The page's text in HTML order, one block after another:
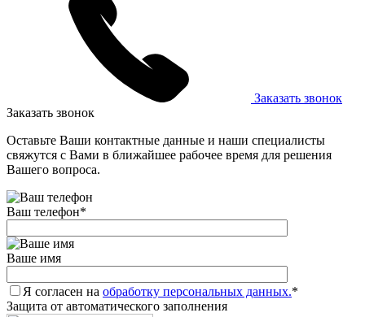
Заказать звонок
Заказать звонок
Оставьте Ваши контактные данные и наши специалисты
свяжутся с Вами в ближайшее рабочее время для решения
Вашего вопроса.
Ваш телефон*
Ваше имя
Я согласен на обработку персональных данных.*
Защита от автоматического заполнения